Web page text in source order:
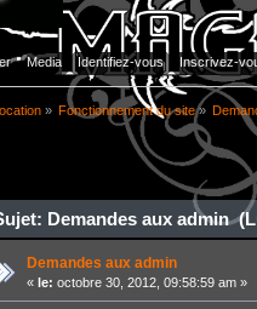
Media Identifiez-vous Inscrivez-
» Fonctionnement du site»
Demandes aux admin
Demandes aux admin
« le: octobre 30, 2012, 09:58:59 am »